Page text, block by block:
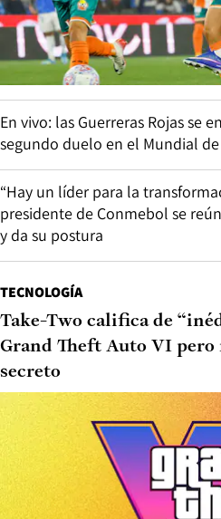
En vivo: las Guerreras Rojas se
segundo duelo en el Mundial
“Hay un líder para la
presidente de Conmebol se
y da su postura
TECNOLOGÍA
Take-Two califica de
Grand Theft Auto VI
secreto